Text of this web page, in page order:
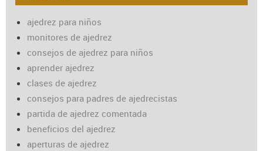
ajedrez para niños
monitores de ajedrez
consejos de ajedrez para niños
aprender ajedrez
clases de ajedrez
consejos para padres de ajedrecistas
partida de ajedrez comentada
beneficios del ajedrez
aperturas de ajedrez